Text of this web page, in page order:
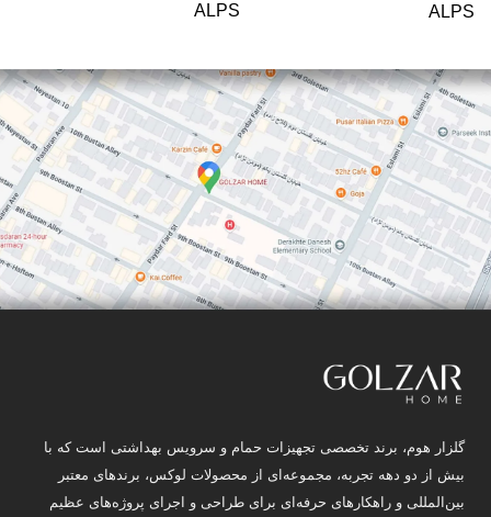
ALPS
ALPS
گلزار هوم، برند تخصصی تجهیزات حمام و سرویس بهداشتی است که با
بیش از دو دهه تجربه، مجموعه‌ای از محصولات لوکس، برندهای معتبر
بین‌المللی و راهکارهای حرفه‌ای برای طراحی و اجرای پروژه‌های عظیم